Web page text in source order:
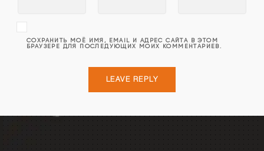
СОХРАНИТЬ МОЁ ИМЯ, EMAIL И АДРЕС САЙТА В ЭТОМ
БРАУЗЕРЕ ДЛЯ ПОСЛЕДУЮЩИХ МОИХ КОММЕНТАРИЕВ.